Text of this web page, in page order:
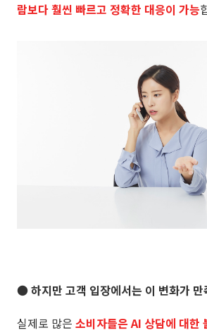
람보다 훨씬 빠르고 정확한 대응이 가능
● 하지만 고객 입장에서는 이 변화가 만
실제로 많은 소비자들은 AI 상담에 대한